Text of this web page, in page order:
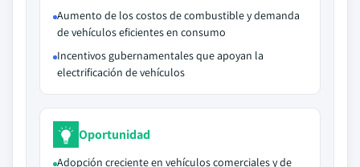
Aumento de los costos de combustible y demanda
de vehículos eficientes en consumo
Incentivos gubernamentales que apoyan la
electrificación de vehículos
Oportunidad
Adopción creciente en vehículos comerciales y de